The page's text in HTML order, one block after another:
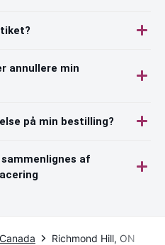
annullere min
på min bestilling?
af
Canada Richmond Hill, ON